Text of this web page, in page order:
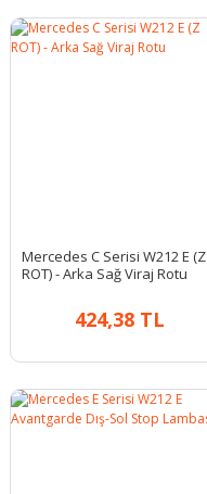
Mercedes C Serisi W212 E (Z
ROT) - Arka Sağ Viraj Rotu
424,38 TL